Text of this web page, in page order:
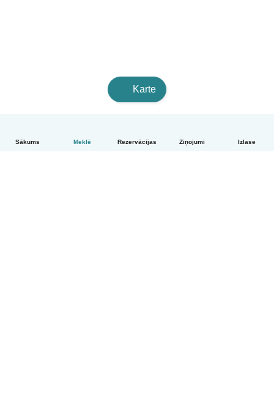
Sākums Meklē Rezervācijas Ziņojumi Izlase
Karte